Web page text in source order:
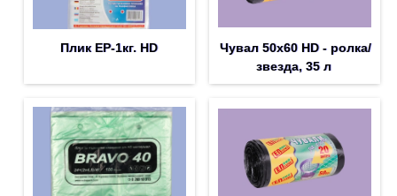
Плик EP-1кг. HD
Чувал 50х60 HD - ролка/
звезда, 35 л